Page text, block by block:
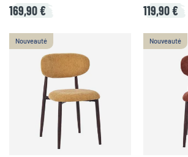
169,90 € 119,90 €
Nouveauté Nouveauté